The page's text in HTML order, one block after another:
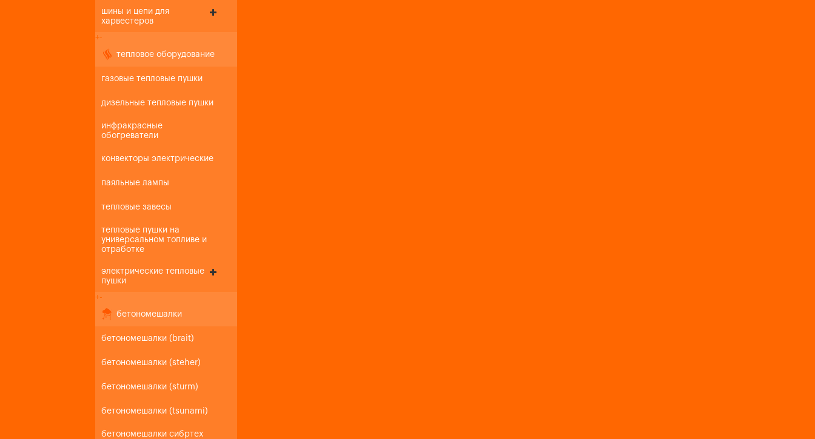
шины и цепи для
харвестеров
+-
тепловое оборудование
газовые тепловые пушки
дизельные тепловые пушки
инфракрасные
обогреватели
конвекторы электрические
паяльные лампы
тепловые завесы
тепловые пушки на
универсальном топливе и
отработке
электрические тепловые
пушки
+-
бетономешалки
бетономешалки (brait)
бетономешалки (steher)
бетономешалки (sturm)
бетономешалки (tsunami)
бетономешалки сибртех